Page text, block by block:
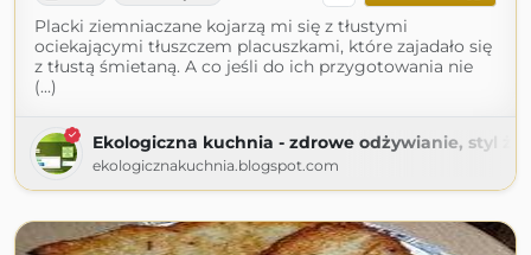
Placki ziemniaczane kojarzą mi się z tłustymi
ociekającymi tłuszczem placuszkami, które zajadało się
z tłustą śmietaną. A co jeśli do ich przygotowania nie
(...)
Ekologiczna kuchnia - zdrowe odżywianie, styl
ekologicznakuchnia.blogspot.com